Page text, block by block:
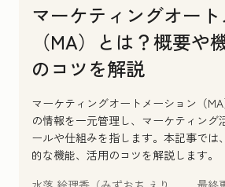
マーケティングオー
（MA）とは？概要や
のコツを解説
マーケティングオートメーション（
の情報を一元管理し、マーケティング
ールや仕組みを指します。本記事では
的な機能、活用のコツを解説します。